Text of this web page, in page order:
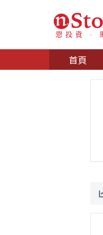
首頁